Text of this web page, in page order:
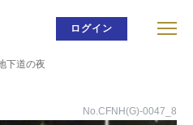
ログイン
下道の夜
No.CFNH(G)-0047_8